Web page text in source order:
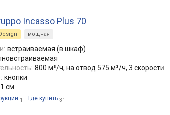
Incasso Plus 70
мощная
встраиваемая (в шкаф)
800 м³/ч, на отвод 575 м³/ч, 3 скорости
кнопки
см
1 Где купить 31